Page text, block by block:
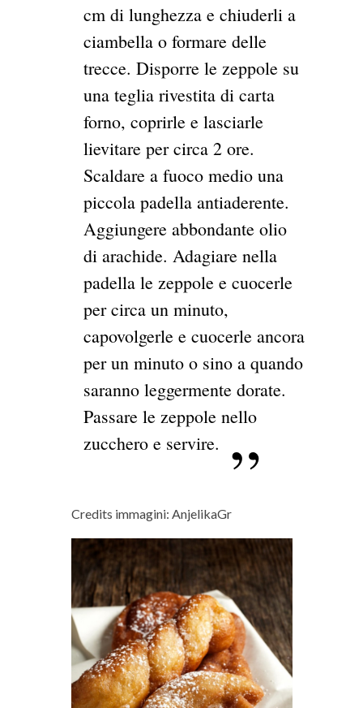
cm di lunghezza e chiuderli a
ciambella o formare delle
trecce. Disporre le zeppole su
una teglia rivestita di carta
forno, coprirle e lasciarle
lievitare per circa 2 ore.
Scaldare a fuoco medio una
piccola padella antiaderente.
Aggiungere abbondante olio
di arachide. Adagiare nella
padella le zeppole e cuocerle
per circa un minuto,
capovolgerle e cuocerle ancora
per un minuto o sino a quando
saranno leggermente dorate.
Passare le zeppole nello
zucchero e servire.
Credits immagini: AnjelikaGr